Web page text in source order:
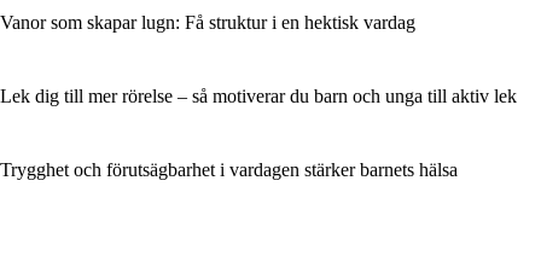
Vanor som skapar lugn: Få struktur i en hektisk vardag
Lek dig till mer rörelse – så motiverar du barn och unga till aktiv lek
Trygghet och förutsägbarhet i vardagen stärker barnets hälsa